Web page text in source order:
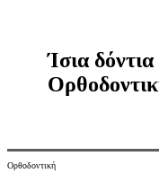
Ίσια
Ορθοδοντική